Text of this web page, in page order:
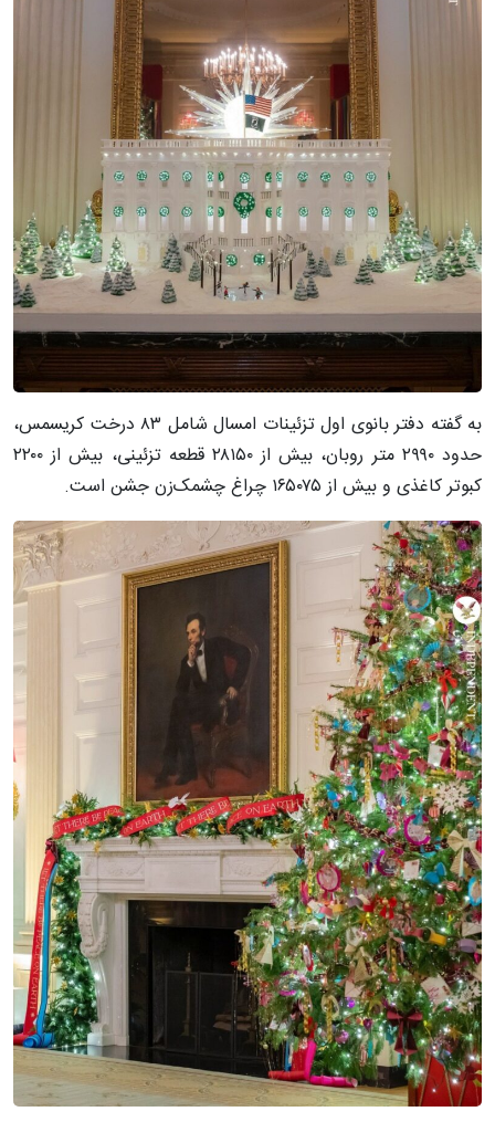
به گفته دفتر بانوی اول تزئینات امسال شامل ۸۳ درخت کریسمس،
حدود ۲۹۹۰ متر روبان، بیش از ۲۸۱۵۰ قطعه تزئینی، بیش از ۲۲۰۰
کبوتر کاغذی و بیش از ۱۶۵۰۷۵ چراغ چشمک‌زن جشن است.